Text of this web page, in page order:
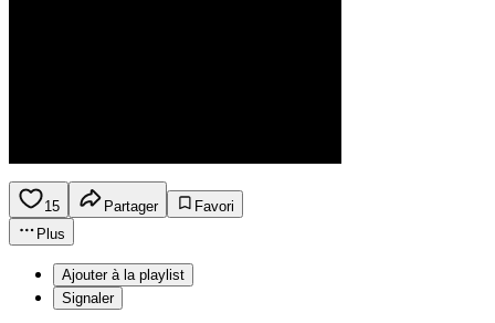
15 Partager
Favori
Plus
Ajouter à la playlist
Signaler